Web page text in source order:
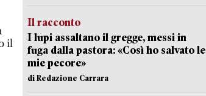
il
Il racconto
I lupi assaltano il gregge, messi in
fuga dalla pastora: «Così ho salvato le
mie pecore»
di Redazione Carrara